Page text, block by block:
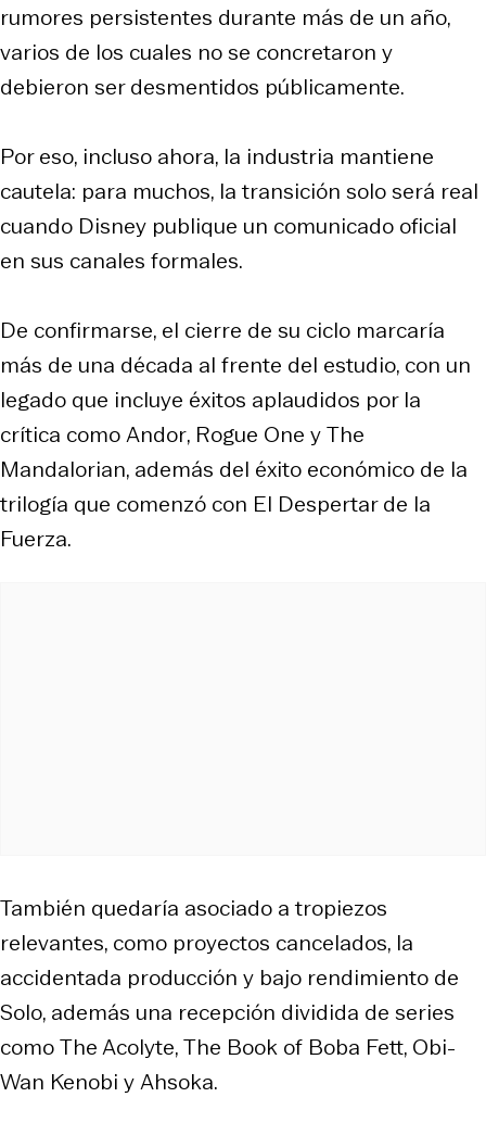
rumores persistentes durante más de un año,
varios de los cuales no se concretaron y
debieron ser desmentidos públicamente.
Por eso, incluso ahora, la industria mantiene
cautela: para muchos, la transición solo será real
cuando Disney publique un comunicado oficial
en sus canales formales.
De confirmarse, el cierre de su ciclo marcaría
más de una década al frente del estudio, con un
legado que incluye éxitos aplaudidos por la
crítica comoAndor, Rogue One yThe
Mandalorian, además del éxito económico de la
trilogía que comenzó con El Despertar de la
Fuerza.
También quedaría asociado a tropiezos
relevantes, como proyectos cancelados, la
accidentada producción y bajo rendimiento de
Solo, además una recepción dividida de series
comoThe Acolyte,The Book of Boba Fett, Obi-
Wan Kenobi yAhsoka.